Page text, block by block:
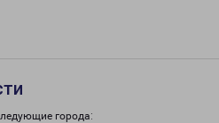
города: